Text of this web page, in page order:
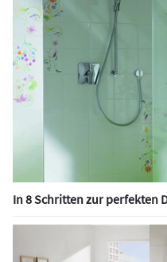
In 8 Schritten zur perfekten